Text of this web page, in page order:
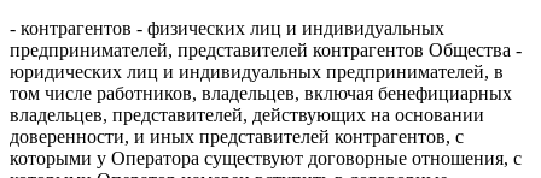
- контрагентов - физических лиц и индивидуальных
предпринимателей, представителей контрагентов Общества -
юридических лиц и индивидуальных предпринимателей, в
том числе работников, владельцев, включая бенефициарных
владельцев, представителей, действующих на основании
доверенности, и иных представителей контрагентов, с
которыми у Оператора существуют договорные отношения, с